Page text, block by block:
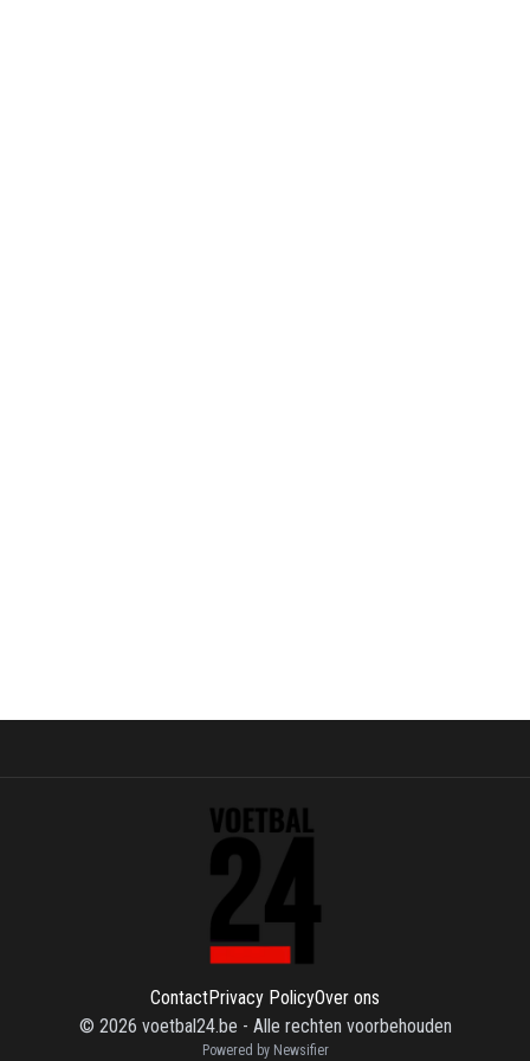
ContactPrivacy PolicyOver ons
© 2026 voetbal24.be - Alle rechten voorbehouden
Powered by Newsifier